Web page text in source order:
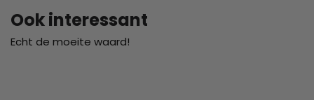
Ook interessant
Echt de moeite waard!